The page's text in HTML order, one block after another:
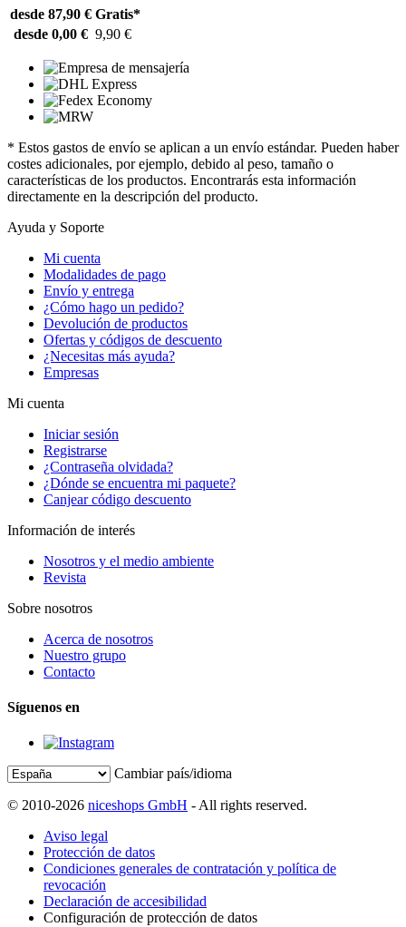
desde 87,90 € Gratis*
desde 0,00 € 9,90 €
* Estos gastos de envío se aplican a un envío estándar. Pueden haber
costes adicionales, por ejemplo, debido al peso, tamaño o
características de los productos. Encontrarás esta información
directamente en la descripción del producto.
Ayuda y Soporte
Mi cuenta
Modalidades de pago
Envío y entrega
¿Cómo hago un pedido?
Devolución de productos
Ofertas y códigos de descuento
¿Necesitas más ayuda?
Empresas
Mi cuenta
Iniciar sesión
Registrarse
¿Contraseña olvidada?
¿Dónde se encuentra mi paquete?
Canjear código descuento
Información de interés
Nosotros y el medio ambiente
Revista
Sobre nosotros
Acerca de nosotros
Nuestro grupo
Contacto
Síguenos en
Cambiar país/idioma
© 2010-2026 niceshops GmbH - All rights reserved.
Aviso legal
Protección de datos
Condiciones generales de contratación y política de
revocación
Declaración de accesibilidad
Configuración de protección de datos